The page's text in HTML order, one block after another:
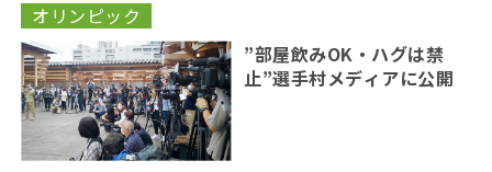
オリンピック
”部屋飲みOK・ハグは禁
止”選手村メディアに公開